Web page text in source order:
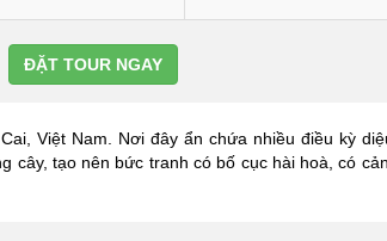
ĐẶT TOUR NGAY
Việt Nam. Nơi đây ẩn chứa nhiều điều kỳ
cây, tạo nên bức tranh có bố cục hài hoà, có